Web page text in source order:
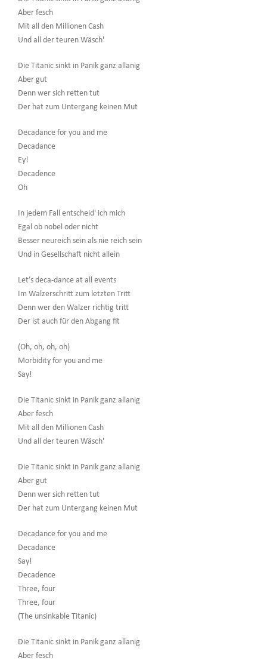
Aber fesch
Mit all den Millionen Cash
Und all der teuren Wäsch'
Die Titanic sinkt in Panik ganz allanig
Aber gut
Denn wer sich retten tut
Der hat zum Untergang keinen Mut
Decadance for you and me
Decadance
Ey!
Decadence
Oh
In jedem Fall entscheid' ich mich
Egal ob nobel oder nicht
Besser neureich sein als nie reich sein
Und in Gesellschaft nicht allein
Let’s deca-dance at all events
Im Walzerschritt zum letzten Tritt
Denn wer den Walzer richtig tritt
Der ist auch für den Abgang fit
(Oh, oh, oh, oh)
Morbidity for you and me
Say!
Die Titanic sinkt in Panik ganz allanig
Aber fesch
Mit all den Millionen Cash
Und all der teuren Wäsch'
Die Titanic sinkt in Panik ganz allanig
Aber gut
Denn wer sich retten tut
Der hat zum Untergang keinen Mut
Decadance for you and me
Decadance
Say!
Decadence
Three, four
Three, four
(The unsinkable Titanic)
Die Titanic sinkt in Panik ganz allanig
Aber fesch